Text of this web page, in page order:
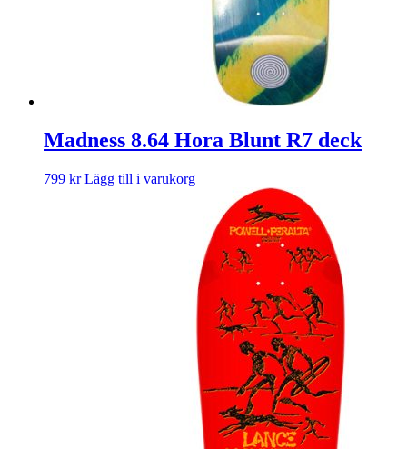
Madness 8.64 Hora Blunt R7 deck
799 kr Lägg till i varukorg